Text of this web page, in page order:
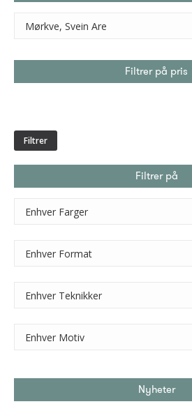
Filtrer på pris
Filtrer
Filtrer på
Nyheter